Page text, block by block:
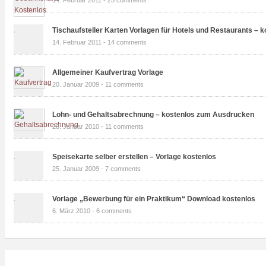
Tischaufsteller Karten Vorlagen für Hotels und Restaurants –
14. Februar 2011 - 14 comments
Allgemeiner Kaufvertrag Vorlage
20. Januar 2009 - 11 comments
Lohn- und Gehaltsabrechnung – kostenlos zum Ausdrucken
28. Januar 2010 - 11 comments
Speisekarte selber erstellen – Vorlage kostenlos
25. Januar 2009 - 7 comments
Vorlage „Bewerbung für ein Praktikum“ Download kostenlos
6. März 2010 - 6 comments